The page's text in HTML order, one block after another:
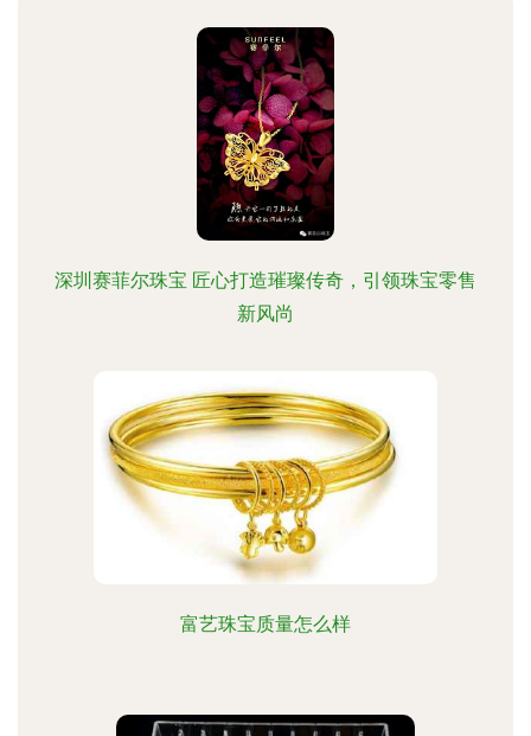
深圳赛菲尔珠宝 匠心打造璀璨传奇，引领珠宝零售
新风尚
富艺珠宝质量怎么样